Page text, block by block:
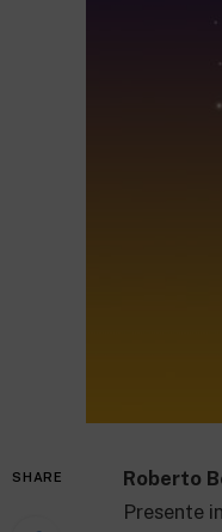
SHARE Roberto
Presente